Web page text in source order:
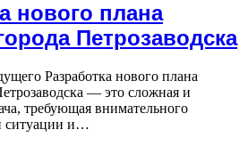
нового плана
Петрозаводска
Разработка нового плана
— это сложная и
требующая внимательного
ситуации и…